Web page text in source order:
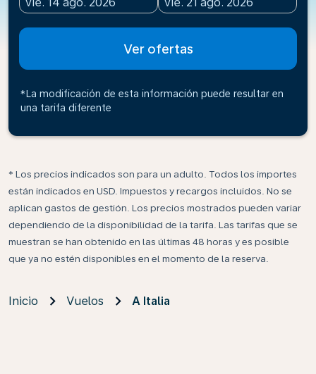
Ver ofertas
*La modificación de esta información puede resultar en
una tarifa diferente
* Los precios indicados son para un adulto. Todos los importes
están indicados en USD. Impuestos y recargos incluidos. No se
aplican gastos de gestión. Los precios mostrados pueden variar
dependiendo de la disponibilidad de la tarifa. Las tarifas que se
muestran se han obtenido en las últimas 48 horas y es posible
que ya no estén disponibles en el momento de la reserva.
Inicio Vuelos A Italia